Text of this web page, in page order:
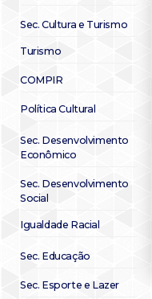
Sec. Cultura e Turismo
Turismo
COMPIR
Política Cultural
Sec. Desenvolvimento
Econômico
Sec. Desenvolvimento
Social
Igualdade Racial
Sec. Educação
Sec. Esporte e Lazer